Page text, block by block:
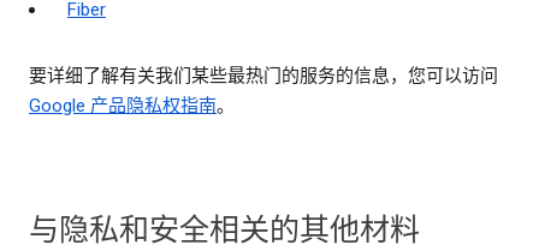
Fiber
要详细了解有关我们某些最热门的服务的信息，您可以访问
Google 产品隐私权指南。
与隐私和安全相关的其他材料